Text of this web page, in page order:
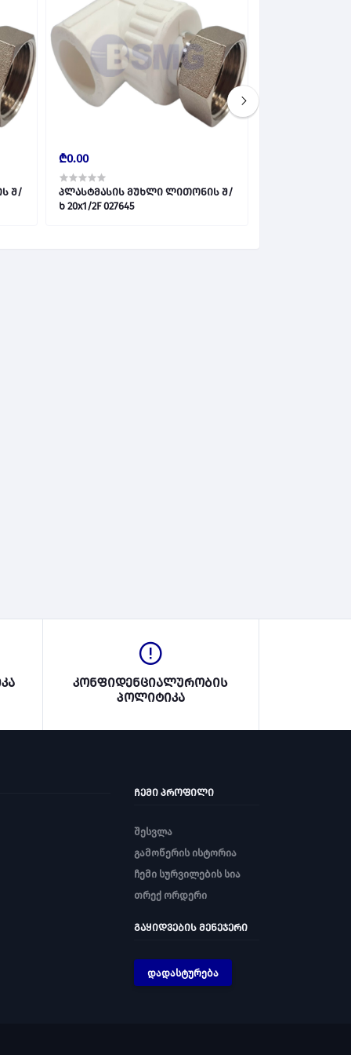
შ/
₾0.00
პლასტმასის მუხლი ლითონის შ/
ხ 20x1/2F 027645
კონფიდენციალურობის
პოლიტიკა
ᲩᲔᲛᲘ ᲞᲠᲝᲤᲘᲚᲘ
შესვლა
გამოწერის ისტორია
ჩემი სურვილების სია
თრექ ორდერი
ᲒᲐᲧᲘᲓᲕᲔᲑᲘᲡ ᲛᲔᲜᲔᲯᲔᲠᲘ
დადასტურება